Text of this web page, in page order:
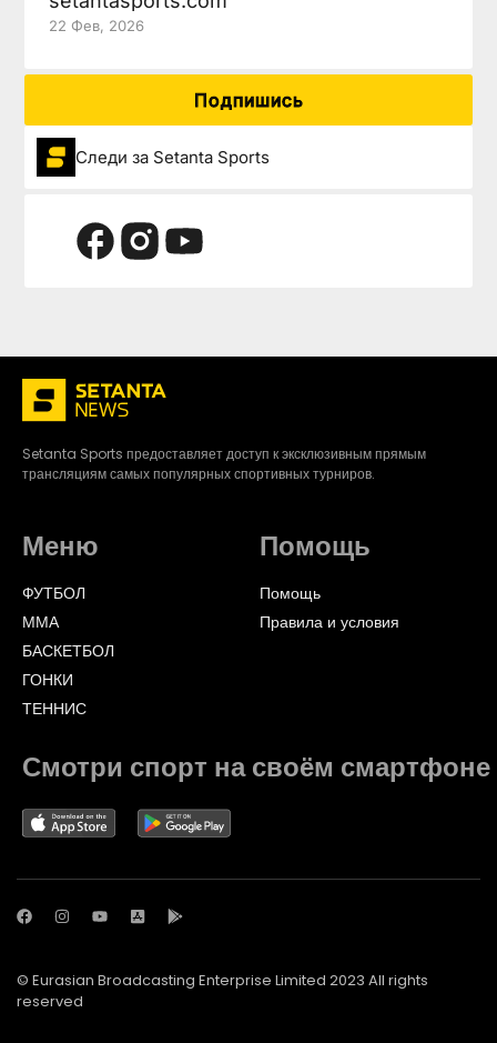
22 Фев, 2026
Подпишись
Следи за Setanta Sports
Setanta Sports предоставляет доступ к эксклюзивным прямым
трансляциям самых популярных спортивных турниров.
Меню
ФУТБОЛ
ММА
БАСКЕТБОЛ
ГОНКИ
ТЕННИС
Помощь
Помощь
Правила и условия
Смотри спорт на своём смартфоне
© Eurasian Broadcasting Enterprise Limited 2023 All rights
reserved